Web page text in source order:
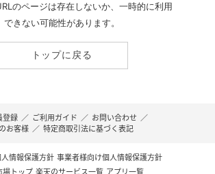
のページは存在しないか、一時的に利用
できない可能性があります。
トップに戻る
登録 ／ ご利用ガイド ／ お問い合わせ ／
お客様 ／ 特定商取引法に基づく表記
情報保護方針 事業者様向け個人情報保護方針
場トップ 楽天のサービス一覧 アプリ一覧